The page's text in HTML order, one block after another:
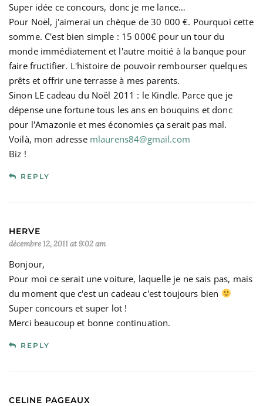
Super idée ce concours, donc je me lance…
Pour Noël, j'aimerai un chèque de 30 000 €. Pourquoi cette
somme. C'est bien simple : 15 000€ pour un tour du
monde immédiatement et l'autre moitié à la banque pour
faire fructifier. L'histoire de pouvoir rembourser quelques
prêts et offrir une terrasse à mes parents.
Sinon LE cadeau du Noël 2011 : le Kindle. Parce que je
dépense une fortune tous les ans en bouquins et donc
pour l'Amazonie et mes économies ça serait pas mal.
Voilà, mon adresse mlaurens84@gmail.com
Biz !
REPLY
HERVE
décembre 12, 2011 at 9:02 am
Bonjour,
Pour moi ce serait une voiture, laquelle je ne sais pas, mais
du moment que c'est un cadeau c'est toujours bien
Super concours et super lot !
Merci beaucoup et bonne continuation.
REPLY
CELINE PAGEAUX